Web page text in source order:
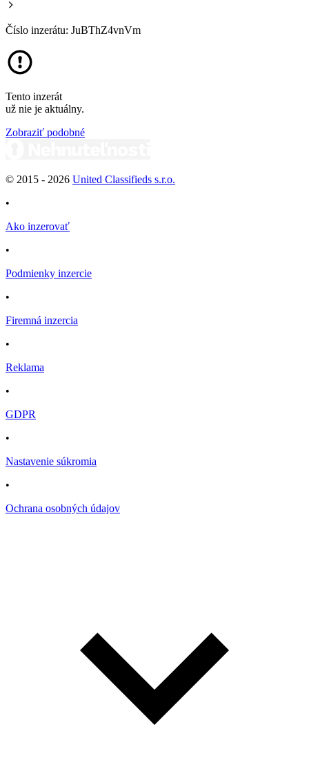
Číslo inzerátu: JuBThZ4vnVm
Tento inzerát
už nie je aktuálny.
Zobraziť podobné
© 2015 - 2026 United Classifieds s.r.o.
•
Ako inzerovať
•
Podmienky inzercie
•
Firemná inzercia
•
Reklama
•
GDPR
•
Nastavenie súkromia
•
Ochrana osobných údajov